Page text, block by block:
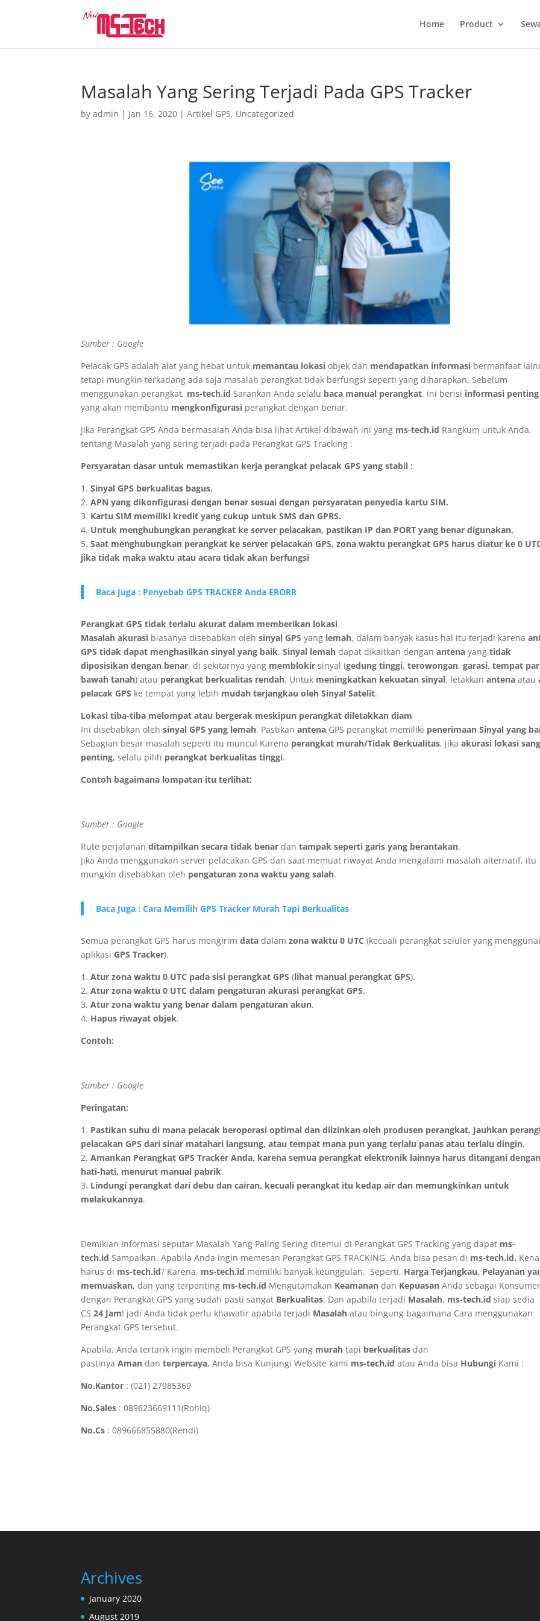
Home Product
Masalah Yang Sering Terjadi Pada GPS Tracker
byadmin | Jan 16, 2020 |Artikel GPS, Uncategorized
Sumber : Google
Pelacak GPS adalah alat yang hebat untuk memantau lokasi objek dan mendapatkan informasi bermanfaat
tetapi mungkin terkadang ada saja masalah perangkat tidak berfungsi seperti yang diharapkan. Sebelum
menggunakan perangkat, ms-tech.idSarankan Anda selalu baca manual perangkat, ini berisi informasi penting
yang akan membantu mengkonfigurasi perangkat dengan benar.
Jika Perangkat GPS Anda bermasalah Anda bisa lihat Artikel dibawah ini yang ms-tech.id Rangkum untuk Anda,
tentang Masalah yang sering terjadi pada Perangkat GPS Tracking :
Persyaratan dasar untuk memastikan kerja perangkat pelacak GPS yang stabil :
1.Sinyal GPS berkualitas bagus.
2.APN yang dikonfigurasi dengan benar sesuai dengan persyaratan penyedia kartu SIM.
3. Kartu SIM memiliki kredit yang cukup untuk SMS dan GPRS.
4. Untuk menghubungkan perangkat ke server pelacakan, pastikan IP dan PORT yang benar digunakan.
5.Saat menghubungkan perangkat ke server pelacakan GPS, zona waktu perangkat GPS harus diatur ke 0
jika tidak maka waktu atau acara tidak akan berfungsi
Baca Juga : Penyebab GPS TRACKER Anda ERORR
Perangkat GPS tidak terlalu akurat dalam memberikan lokasi
Masalah akurasi biasanya disebabkan olehsinyal GPS yang lemah, dalam banyak kasus hal itu terjadi karena
GPS tidak dapat menghasilkan sinyal yang baik.Sinyal lemah dapat dikaitkan denganantena yangtidak
diposisikan dengan benar, di sekitarnya yang memblokir sinyal (gedung tinggi,terowongan,garasi,tempat
bawah tanah) atau perangkat berkualitas rendah. Untuk meningkatkan kekuatan sinyal, letakkanantena atau
pelacak GPS ke tempat yang lebih mudah terjangkau oleh Sinyal Satelit.
Lokasi tiba-tiba melompat atau bergerak meskipun perangkat diletakkan diam
Ini disebabkan olehsinyal GPS yang lemah. Pastikanantena GPS perangkat memiliki penerimaan Sinyal yang
Sebagian besar masalah seperti itu muncul Karena perangkat murah/Tidak Berkualitas, jikaakurasi lokasi
penting, selalu pilih perangkat berkualitas tinggi.
Contoh bagaimana lompatan itu terlihat:
Sumber : Google
Rute perjalananditampilkan secara tidak benar dantampak seperti garis yang berantakan.
Jika Anda menggunakan server pelacakan GPS dan saat memuat riwayat Anda mengalami masalah alternatif, itu
mungkin disebabkan oleh pengaturan zona waktu yang salah.
Baca Juga : Cara Memilih GPS Tracker Murah Tapi Berkualitas
Semua perangkat GPS harus mengirimdata dalamzona waktu 0 UTC (kecuali perangkat seluler yang
aplikasi GPS Tracker).
1.Atur zona waktu 0 UTC pada sisi perangkat GPS (lihat manual perangkat GPS).
2. Atur zona waktu 0 UTC dalam pengaturan akurasi perangkat GPS.
3.Atur zona waktu yang benar dalam pengaturan akun.
4. Hapus riwayat objek.
Contoh:
Sumber : Google
Peringatan:
1. Pastikan suhu di mana pelacak beroperasi optimal dan diizinkan oleh produsen perangkat. Jauhkan
pelacakan GPS dari sinar matahari langsung, atau tempat mana pun yang terlalu panas atau terlalu dingin.
2.Amankan Perangkat GPS Tracker Anda, karena semua perangkat elektronik lainnya harus ditangani
hati-hati, menurut manual pabrik.
3. Lindungi perangkat dari debu dan cairan, kecuali perangkat itu kedap air dan memungkinkan untuk
melakukannya.
Demikian Informasi seputar Masalah Yang Paling Sering ditemui di Perangkat GPS Tracking yang dapat ms-
tech.idSampaikan. Apabila Anda ingin memesan Perangkat GPS TRACKING, Anda bisa pesan di ms-tech.id.
harus di ms-tech.id? Karena, ms-tech.id memiliki banyak keunggulan. Seperti, Harga Terjangkau, Pelayanan
memuaskan,dan yang terpenting ms-tech.id Mengutamakan Keamanandan KepuasanAnda sebagai
dengan Perangkat GPS yang sudah pasti sangat Berkualitas. Dan apabila terjadi Masalah, ms-tech.idsiap sedia
CS24 Jam! jadi Anda tidak perlu khawatir apabila terjadi Masalahatau bingung bagaimana Cara menggunakan
Perangkat GPS tersebut.
Apabila, Anda tertarik ingin membeli Perangkat GPS yang murah tapi berkualitas dan
pastinyaAman danterpercaya, Anda bisa Kunjungi Website kami ms-tech.idatau Anda bisa Hubungi Kami :
No.Kantor : (021) 27985369
No.Sales : 089623669111(Rohiq)
No.Cs : 089666855880(Rendi)
Archives
January 2020
August 2019